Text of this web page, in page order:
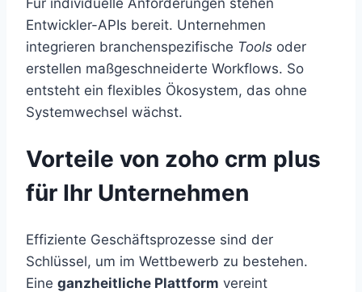
Für individuelle Anforderungen stehen
Entwickler-APIs bereit. Unternehmen
integrieren branchenspezifische Tools oder
erstellen maßgeschneiderte Workflows. So
entsteht ein flexibles Ökosystem, das ohne
Systemwechsel wächst.
Vorteile von zoho crm plus
für Ihr Unternehmen
Effiziente Geschäftsprozesse sind der
Schlüssel, um im Wettbewerb zu bestehen.
Eine ganzheitliche Plattform vereint